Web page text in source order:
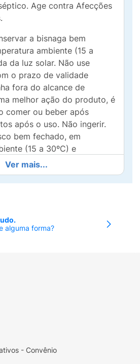
Age contra Afecções
a bisnaga bem
ambiente (15 a
da luz solar. Não use
o prazo de validade
fora do alcance de
melhor ação do produto, é
comer ou beber após
após o uso. Não ingerir.
bem fechado, em
(15 a 30ºC) e
Não use medicamento
vencido.
É contra-indicado em
medicamento pode ser
gravidez desde que sob
ou odontológica.
Ver mais...
alguma forma?
- Convênio